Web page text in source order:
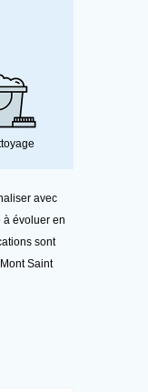
avec
à évoluer en
sont
Saint